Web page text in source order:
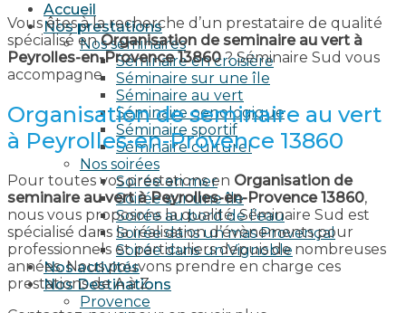
Accueil
Nos prestations
Nos séminaires
Séminaire en croisière
Séminaire sur une île
Séminaire au vert
Séminaire oenologique
Séminaire sportif
Séminaire culturel
Nos soirées
Soirée en mer
Soirée sur une île
Soirée au bord de l’eau
Soirée dans un mas Provençal
Soirée dans un Vignoble
Nos activités
Nos Destinations
Provence
Vous êtes à la recherche d’un prestataire de qualité
spécialisé enOrganisation de seminaire au vert à
Peyrolles-en-Provence 13860? Séminaire Sud vous
accompagne.
Organisation de seminaire au vert
à Peyrolles-en-Provence 13860
Pour toutes vos prestations en Organisation de
seminaire au vert à Peyrolles-en-Provence 13860,
nous vous proposons la qualité. Séminaire Sud est
spécialisé dans la réalisation d’évènements pour
professionnels et particuliers depuis de nombreuses
années. Nous pouvons prendre en charge ces
prestations de A à Z.